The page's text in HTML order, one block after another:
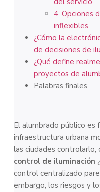
4. Opciones
inflexibles
¿Cómo la
de decisiones de
¿Qué define
proyectos de
Palabras finales
El alumbrado público es
infraestructura urbana
las ciudades controlarlo,
control de iluminación
control centralizado
embargo, los riesgos y